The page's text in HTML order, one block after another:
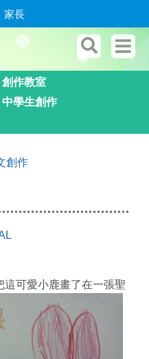
家長
創作教室
中學生創作
創作
可愛小鹿畫了在一張聖